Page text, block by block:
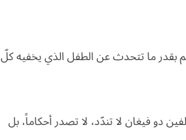
بقدر ما تتحدث عن الطفل الذي يخفيه كلّ
دو فيغان لا تندّد، لا تصدر أحكاماً، بل